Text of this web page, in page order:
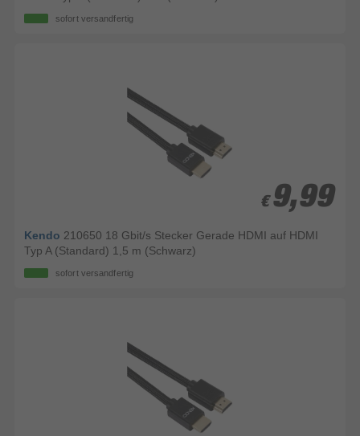
sofort versandfertig
€ 9,99
€ 9,99
Kendo 210650 18 Gbit/s Stecker Gerade HDMI auf HDMI
Typ A (Standard) 1,5 m (Schwarz)
sofort versandfertig